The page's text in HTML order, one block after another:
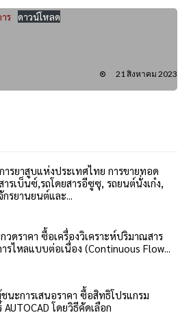
ร ดาวน์โหลด
21 สิงหาคม 2023
ารยาสูบแห่งประเทศไทย การขายทอด
ารเบ็นซ์,รถโดยสารอีซูซุ, รถยนต์นั่งเก๋ง,
รยานยนต์และ...
วดราคา ซื้อเครื่องวิเคราะห์ปริมาณสาร
รไหลแบบต่อเนื่อง (Continuous Flow...
นะการเสนอราคา ซื้อสิทธิโปรแกรม
โดยวิธีคัดเลือก